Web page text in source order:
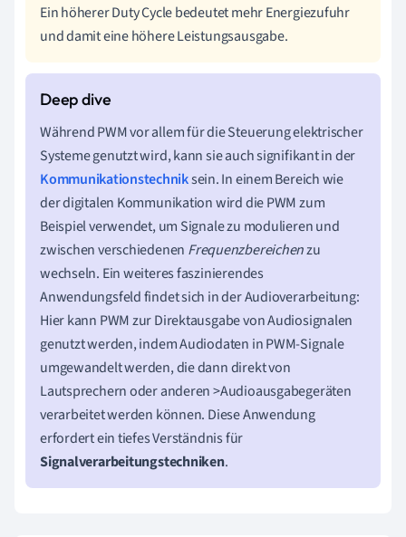
Ein höherer Duty Cycle bedeutet mehr Energiezufuhr
und damit eine höhere Leistungsausgabe.
Während PWM vor allem für die Steuerung elektrischer
Systeme genutzt wird, kann sie auch signifikant in der
Kommunikationstechniksein. In einem Bereich wie
der digitalen Kommunikation wird die PWM zum
Beispiel verwendet, um Signale zu modulieren und
zwischen verschiedenen Frequenzbereichenzu
wechseln. Ein weiteres faszinierendes
Anwendungsfeld findet sich in der Audioverarbeitung:
Hier kann PWM zur Direktausgabe von Audiosignalen
genutzt werden, indem Audiodaten in PWM-Signale
umgewandelt werden, die dann direkt von
Lautsprechern oder anderen >Audioausgabegeräten
verarbeitet werden können. Diese Anwendung
erfordert ein tiefes Verständnis für
Signalverarbeitungstechniken.